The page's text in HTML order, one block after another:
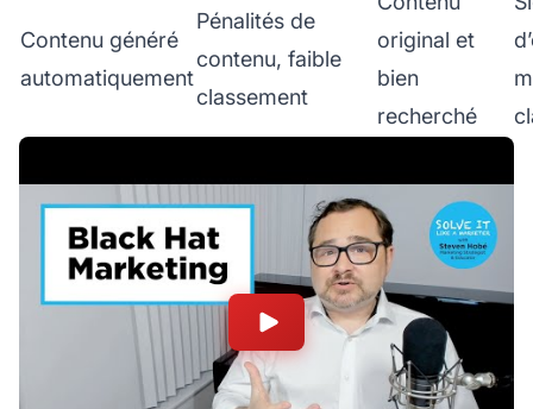
Contenu généré
automatiquement
Pénalités de
contenu, faible
classement
original et
bien
recherché